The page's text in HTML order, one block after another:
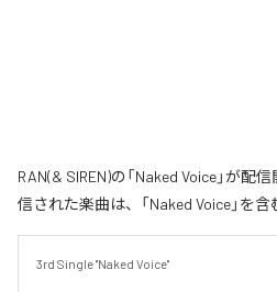
RAN(& SIREN)の「Naked Voice」が
信された楽曲は、「Naked Voice」を含
3rd Single "Naked Voice"